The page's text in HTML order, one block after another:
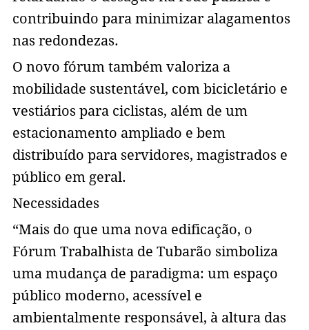
contribuindo para minimizar alagamentos
nas redondezas.
O novo fórum também valoriza a
mobilidade sustentável, com bicicletário e
vestiários para ciclistas, além de um
estacionamento ampliado e bem
distribuído para servidores, magistrados e
público em geral.
Necessidades
“Mais do que uma nova edificação, o
Fórum Trabalhista de Tubarão simboliza
uma mudança de paradigma: um espaço
público moderno, acessível e
ambientalmente responsável, à altura das